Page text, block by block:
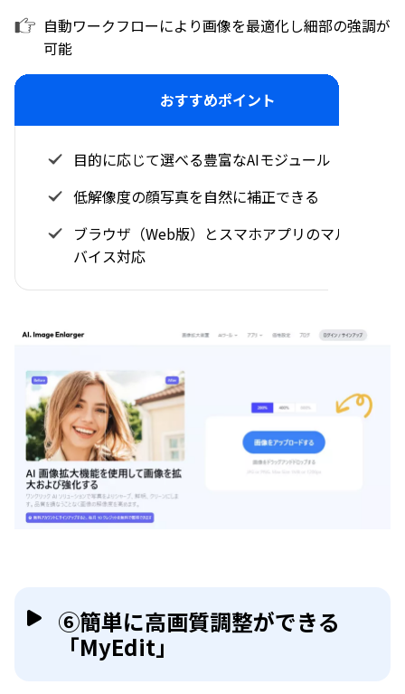
自動ワークフローにより画像を最適化し細部の強調が
可能
おすすめポイント
目的に応じて選べる豊富なAIモジュール
低解像度の顔写真を自然に補正できる
ブラウザ（Web版）とスマホアプリのマルチデ
バイス対応
⑥簡単に高画質調整ができる
「MyEdit」